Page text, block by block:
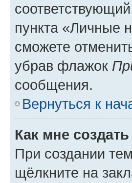
пункта «Личные
сможете
убрав флажок
сообщения.
Вернуться к
Как мне
При создании
щёлкните на